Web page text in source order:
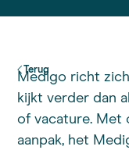
Terug
Medigo richt
kijkt verder dan
of vacature. Met
aanpak, het